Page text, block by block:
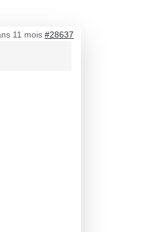
11 mois #28637